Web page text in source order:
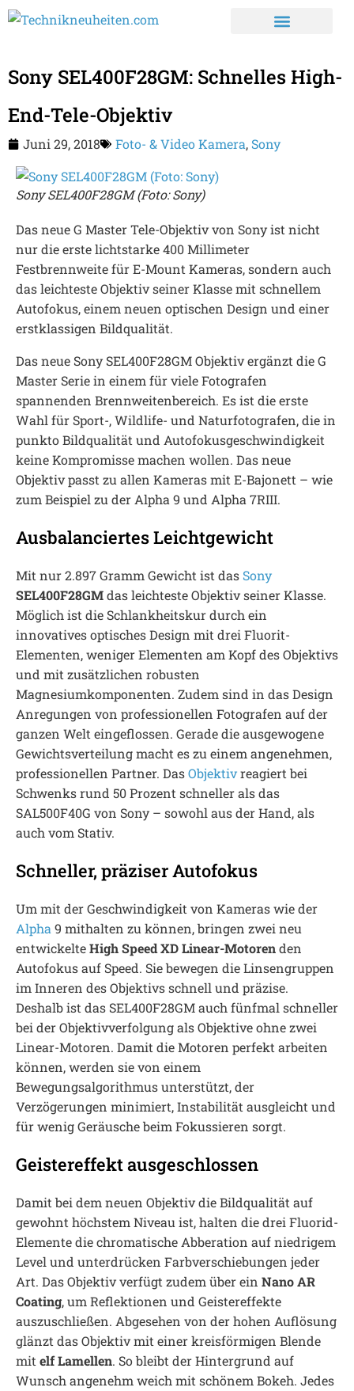
Sony SEL400F28GM: Schnelles High-
End-Tele-Objektiv
Juni 29, 2018 Foto- & Video Kamera, Sony
Sony SEL400F28GM (Foto: Sony)
Das neue G Master Tele-Objektiv von Sony ist nicht
nur die erste lichtstarke 400 Millimeter
Festbrennweite für E-Mount Kameras, sondern auch
das leichteste Objektiv seiner Klasse mit schnellem
Autofokus, einem neuen optischen Design und einer
erstklassigen Bildqualität.
Das neue Sony SEL400F28GM Objektiv ergänzt die G
Master Serie in einem für viele Fotografen
spannenden Brennweitenbereich. Es ist die erste
Wahl für Sport-, Wildlife- und Naturfotografen, die in
punkto Bildqualität und Autofokusgeschwindigkeit
keine Kompromisse machen wollen. Das neue
Objektiv passt zu allen Kameras mit E-Bajonett – wie
zum Beispiel zu der Alpha 9 und Alpha 7RIII.
Ausbalanciertes Leichtgewicht
Mit nur 2.897 Gramm Gewicht ist das Sony
SEL400F28GMdas leichteste Objektiv seiner Klasse.
Möglich ist die Schlankheitskur durch ein
innovatives optisches Design mit drei Fluorit-
Elementen, weniger Elementen am Kopf des Objektivs
und mit zusätzlichen robusten
Magnesiumkomponenten. Zudem sind in das Design
Anregungen von professionellen Fotografen auf der
ganzen Welt eingeflossen. Gerade die ausgewogene
Gewichtsverteilung macht es zu einem angenehmen,
professionellen Partner. DasObjektivreagiert bei
Schwenks rund 50 Prozent schneller als das
SAL500F40G von Sony – sowohl aus der Hand, als
auch vom Stativ.
Schneller, präziser Autofokus
Um mit der Geschwindigkeit von Kameras wie der
Alpha 9 mithalten zu können, bringen zwei neu
entwickelteHigh Speed XD Linear-Motorenden
Autofokus auf Speed. Sie bewegen die Linsengruppen
im Inneren des Objektivs schnell und präzise.
Deshalb ist das SEL400F28GM auch fünfmal schneller
bei der Objektivverfolgung als Objektive ohne zwei
Linear-Motoren. Damit die Motoren perfekt arbeiten
können, werden sie von einem
Bewegungsalgorithmus unterstützt, der
Verzögerungen minimiert, Instabilität ausgleicht und
für wenig Geräusche beim Fokussieren sorgt.
Geistereffekt ausgeschlossen
Damit bei dem neuen Objektiv die Bildqualität auf
gewohnt höchstem Niveau ist, halten die drei Fluorid-
Elemente die chromatische Abberation auf niedrigem
Level und unterdrücken Farbverschiebungen jeder
Art. Das Objektiv verfügt zudem über ein Nano AR
Coating, um Reflektionen und Geistereffekte
auszuschließen. Abgesehen von der hohen Auflösung
glänzt das Objektiv mit einer kreisförmigen Blende
mit elf Lamellen. So bleibt der Hintergrund auf
Wunsch angenehm weich mit schönem Bokeh. Jedes